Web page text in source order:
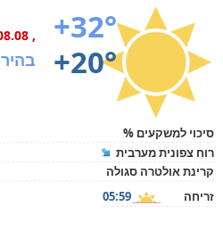
+32°
+20°
, 08.08
בהיר
סיכוי למשקעים %
רוח צפונית מערבית
קרינת אולטרה סגולה
זריחה
05:59